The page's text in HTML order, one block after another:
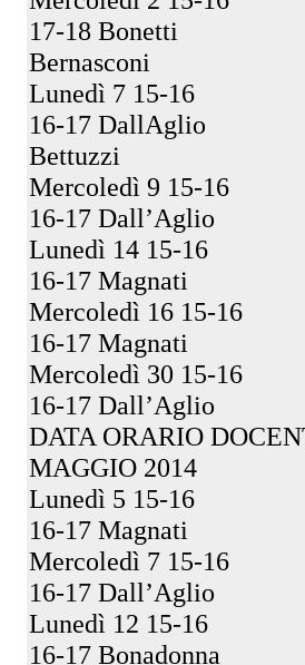
17-18 Bonetti
Bernasconi
Lunedì 7 15-16
16-17 DallAglio
Bettuzzi
Mercoledì 9 15-16
16-17 Dall’Aglio
Lunedì 14 15-16
16-17 Magnati
Mercoledì 16 15-16
16-17 Magnati
Mercoledì 30 15-16
16-17 Dall’Aglio
DATA ORARIO
MAGGIO 2014
Lunedì 5 15-16
16-17 Magnati
Mercoledì 7 15-16
16-17 Dall’Aglio
Lunedì 12 15-16
16-17 Bonadonna